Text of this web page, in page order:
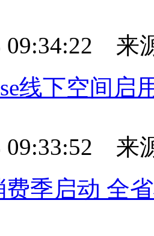
09:34:22 来
线下空间启
09:33:52 来
季启动 全